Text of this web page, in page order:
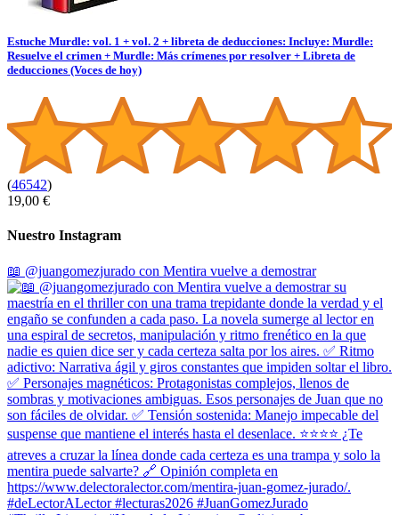
Estuche Murdle: vol. 1 + vol. 2 + libreta de deducciones: Incluye: Murdle:
Resuelve el crimen + Murdle: Más crímenes por resolver + Libreta de
deducciones (Voces de hoy)
(46542)
19,00 €
Nuestro Instagram
📖 @juangomezjurado con Mentira vuelve a demostrar